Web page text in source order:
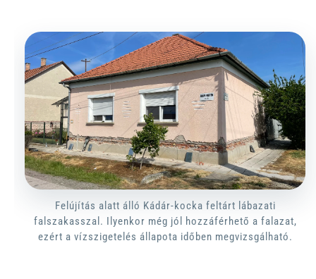
Felújítás alatt álló Kádár-kocka feltárt lábazati
falszakasszal. Ilyenkor még jól hozzáférhető a falazat,
ezért a vízszigetelés állapota időben megvizsgálható.